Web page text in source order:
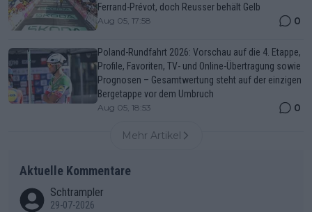
Ferrand-Prévot, doch Reusser behält Gelb
Aug 05, 17:58 0
Poland-Rundfahrt 2026: Vorschau auf die 4. Etappe,
Profile, Favoriten, TV- und Online-Übertragung sowie
Prognosen – Gesamtwertung steht auf der einzigen
Bergetappe vor dem Umbruch
Aug 05, 18:53 0
Mehr Artikel
Aktuelle Kommentare
Schtrampler
29-07-2026